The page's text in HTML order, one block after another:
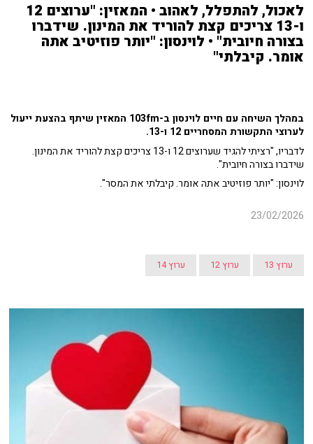
לאכול, להתפלל, לאהוב • המאזין: "ערוצים 12
ו-13 צריכים קצת להוריד את המינון. שידברו
בצורה חיובית" • לוינסון: "יותר פוזיטיב אתה
אומר. קיבלתי"
במהלך השיחה עם חיים לוינסון ב-103fm המאזין שיתף בהצעת ייעול
לערוצי התקשורת המסחריים 12 ו-13.
לדבריו, "רציתי להגיד שערוצים 12 ו-13 צריכים קצת להוריד את המינון.
שידברו בצורה חיובית".
לוינסון: "יותר פוזיטיב אתה אומר. קיבלתי את המסר".
23/02/2026
ערוץ 13 ערוץ 12 ערוץ 14